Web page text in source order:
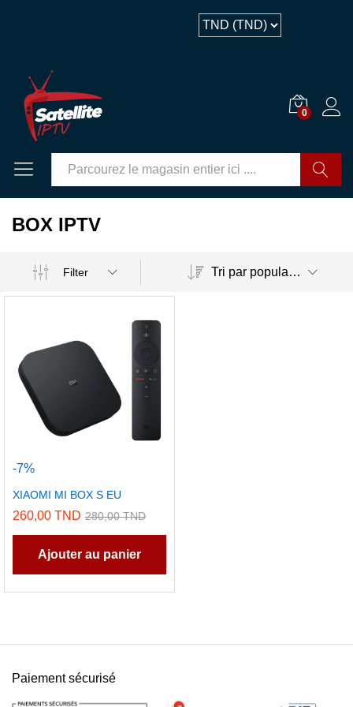
0
GO
BOX IPTV
Filter Tri par popularité
-7%
XIAOMI MI BOX S EU
260,00 TND 280,00TND
Ajouter au panier
Paiement sécurisé